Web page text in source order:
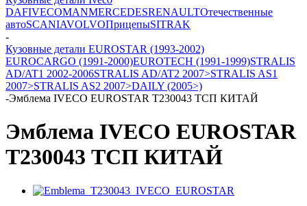
DAFIVECOMANMERCEDESRENAULTОтечественные
автоSCANIAVOLVOПрицепыSITRAK
-
Кузовные детали EUROSTAR (1993-2002)
EUROCARGO (1991-2000)EUROTECH (1991-1999)STRALIS
AD/AT1 2002-2006STRALIS AD/AT2 2007>STRALIS AS1
2007>STRALIS AS2 2007>DAILY (2005>)
-Эмблема IVECO EUROSTAR T230043 ТСП КИТАЙ
Эмблема IVECO EUROSTAR
T230043 ТСП КИТАЙ